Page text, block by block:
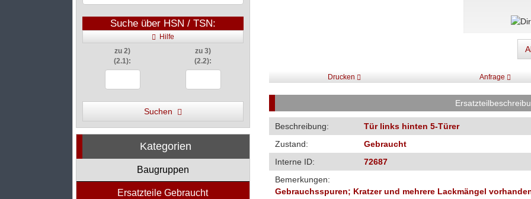
Suche über HSN / TSN:
Hilfe
zu 2)
(2.1):
zu 3)
(2.2):
Suchen
Kategorien
Baugruppen
Ersatzteile Gebraucht
Drucken Anfrage
Beschreibung:
Tür links hinten 5-Türer
Zustand:
Gebraucht
Interne ID:
72687
Bemerkungen:
Gebrauchsspuren; Kratzer und mehrere Lackmängel